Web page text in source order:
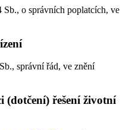
o správních poplatcích, ve
správní řád, ve znění
(dotčení) řešení životní